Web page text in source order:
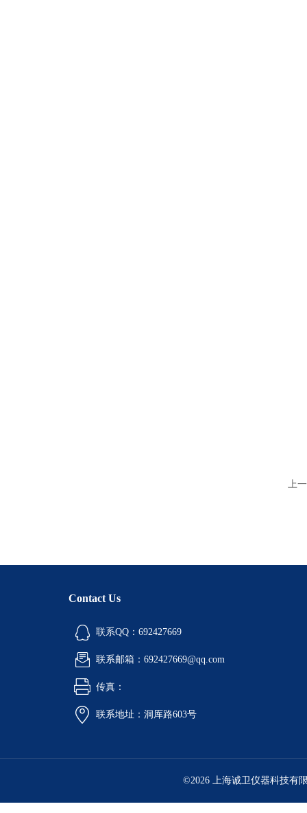
上
Contact Us
联系QQ：692427669
联系邮箱：692427669@qq.com
传真：
联系地址：洞厍路603号
©2026 上海诚卫仪器科技有